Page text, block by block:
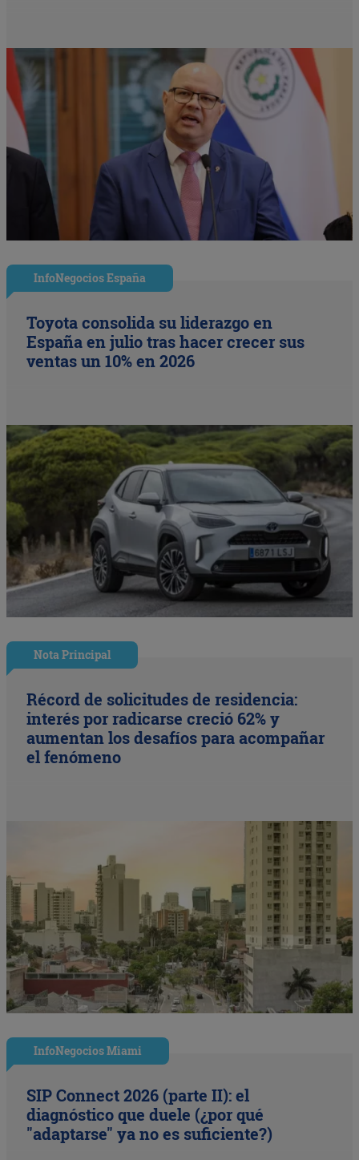
InfoNegocios España
Toyota consolida su liderazgo en
España en julio tras hacer crecer sus
ventas un 10% en 2026
Nota Principal
Récord de solicitudes de residencia:
interés por radicarse creció 62% y
aumentan los desafíos para acompañar
el fenómeno
InfoNegocios Miami
SIP Connect 2026 (parte II): el
diagnóstico que duele (¿por qué
"adaptarse" ya no es suficiente?)